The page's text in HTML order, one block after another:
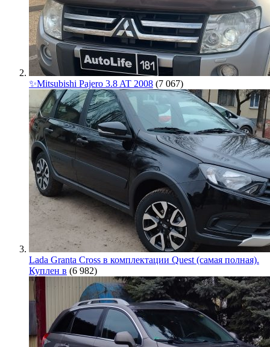
✨Mitsubishi Pajero 3.8 AT 2008 (7 067)
Lada Granta Cross в комплектации Quest (самая полная).
Куплен в (6 982)